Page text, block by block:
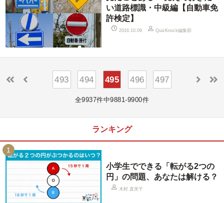
い道路標識・中級編【自動車免
許検定】
2016.10.09 QuizKnock編集部
493 494 495 496 497
全9937件中9881-9900件
ランキング
1
小学生でできる「転がる2つの
円」の問題、あなたは解ける？
木村 真実子